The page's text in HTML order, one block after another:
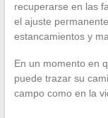
recuperarse en las
el ajuste
estancamientos y
En un momento en
puede trazar su
campo como en la